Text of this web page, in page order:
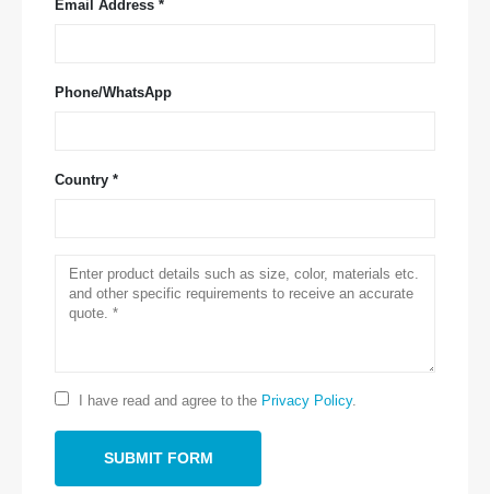
Email Address *
Phone/WhatsApp
Country *
I have read and agree to the Privacy Policy.
Kontaktieren Sie uns
E-Mail:cece@winsensor.com
Wechat